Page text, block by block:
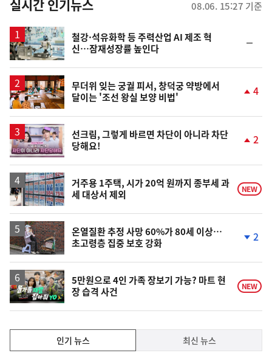
뉴
스
실시간 인기뉴스 08.06. 15:27 기준
철강·석유화학 등 주력산업 AI 제조 혁
신…잠재성장률 높인다
일
무더위 잊는 궁궐 피서, 창덕궁 약방에서
달이는 '조선 왕실 보양 비법'
상
4
영
상
선크림, 그렇게 바르면 차단이 아니라 차단
당해요!
상
승
2
거주용 1주택, 시가 20억 원까지 종부세 과
세 대상서 제외
NEW
온열질환 추정 사망 60%가 80세 이상…
초고령층 집중 보호 강화
하
락
2
영
상
5만원으로 4인 가족 장보기 가능? 마트 현
장 습격 사건
NEW
인기 뉴스 최신 뉴스